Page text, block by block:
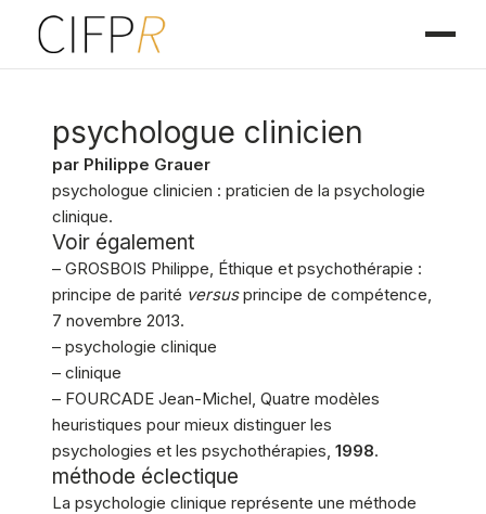
psychologue clinicien
par Philippe Grauer
psychologue clinicien : praticien de la psychologie
clinique.
Voir également
– GROSBOIS Philippe, Éthique et psychothérapie :
principe de parité versusprincipe de compétence,
7 novembre 2013.
– psychologie clinique
– clinique
– FOURCADE Jean-Michel, Quatre modèles
heuristiques pour mieux distinguer les
psychologies et les psychothérapies, 1998.
méthode éclectique
La psychologie clinique représente une méthode